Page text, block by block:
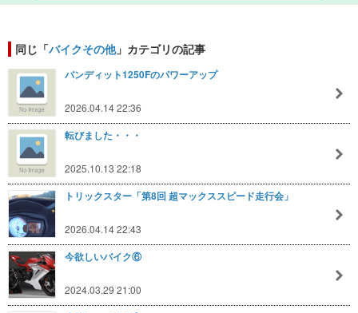
同じ「バイクその他」カテゴリの記事
バンディット1250Fのパワーアップ
2026.04.14 22:36
転びました・・・
2025.10.13 22:18
トリックスター「第8回 超マックススピード走行会」
2026.04.14 22:43
今欲しいバイク⑥
2024.03.29 21:00